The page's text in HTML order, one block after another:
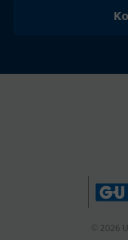
© 2026